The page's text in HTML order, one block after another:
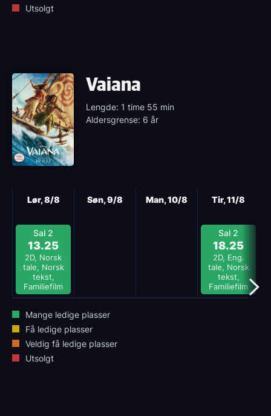
Utsolgt
Vaiana
Lengde: 1 time 55 min
Aldersgrense: 6 år
Lør, 8/8
Sal 2
13.25
2D, Norsk
tale, Norsk
tekst,
Familiefilm
Søn, 9/8 Man, 10/8 Tir, 11/8
Sal 2
18.25
2D, Eng.
tale, Norsk
tekst,
Familiefilm
Mange ledige plasser
Få ledige plasser
Veldig få ledige plasser
Utsolgt